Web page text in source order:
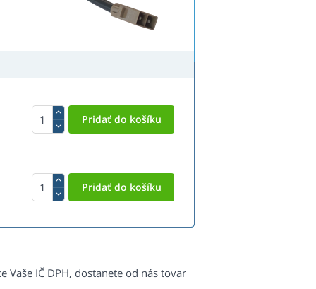
Vaše IČ DPH, dostanete od nás tovar